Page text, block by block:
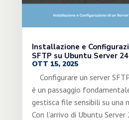
Installazione e
SFTP su Ubuntu Server
OTT 15, 2025
Configurare un server
è un passaggio
gestisca file sensibili su una
Con l’arrivo di Ubuntu Server